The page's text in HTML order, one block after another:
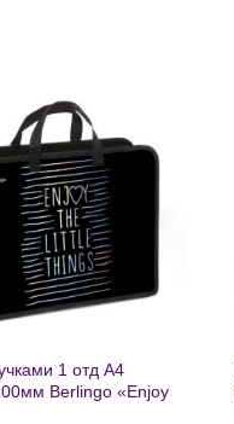
Добавить
в список
желаний
1 отд А4
Berlingo «Enjoy